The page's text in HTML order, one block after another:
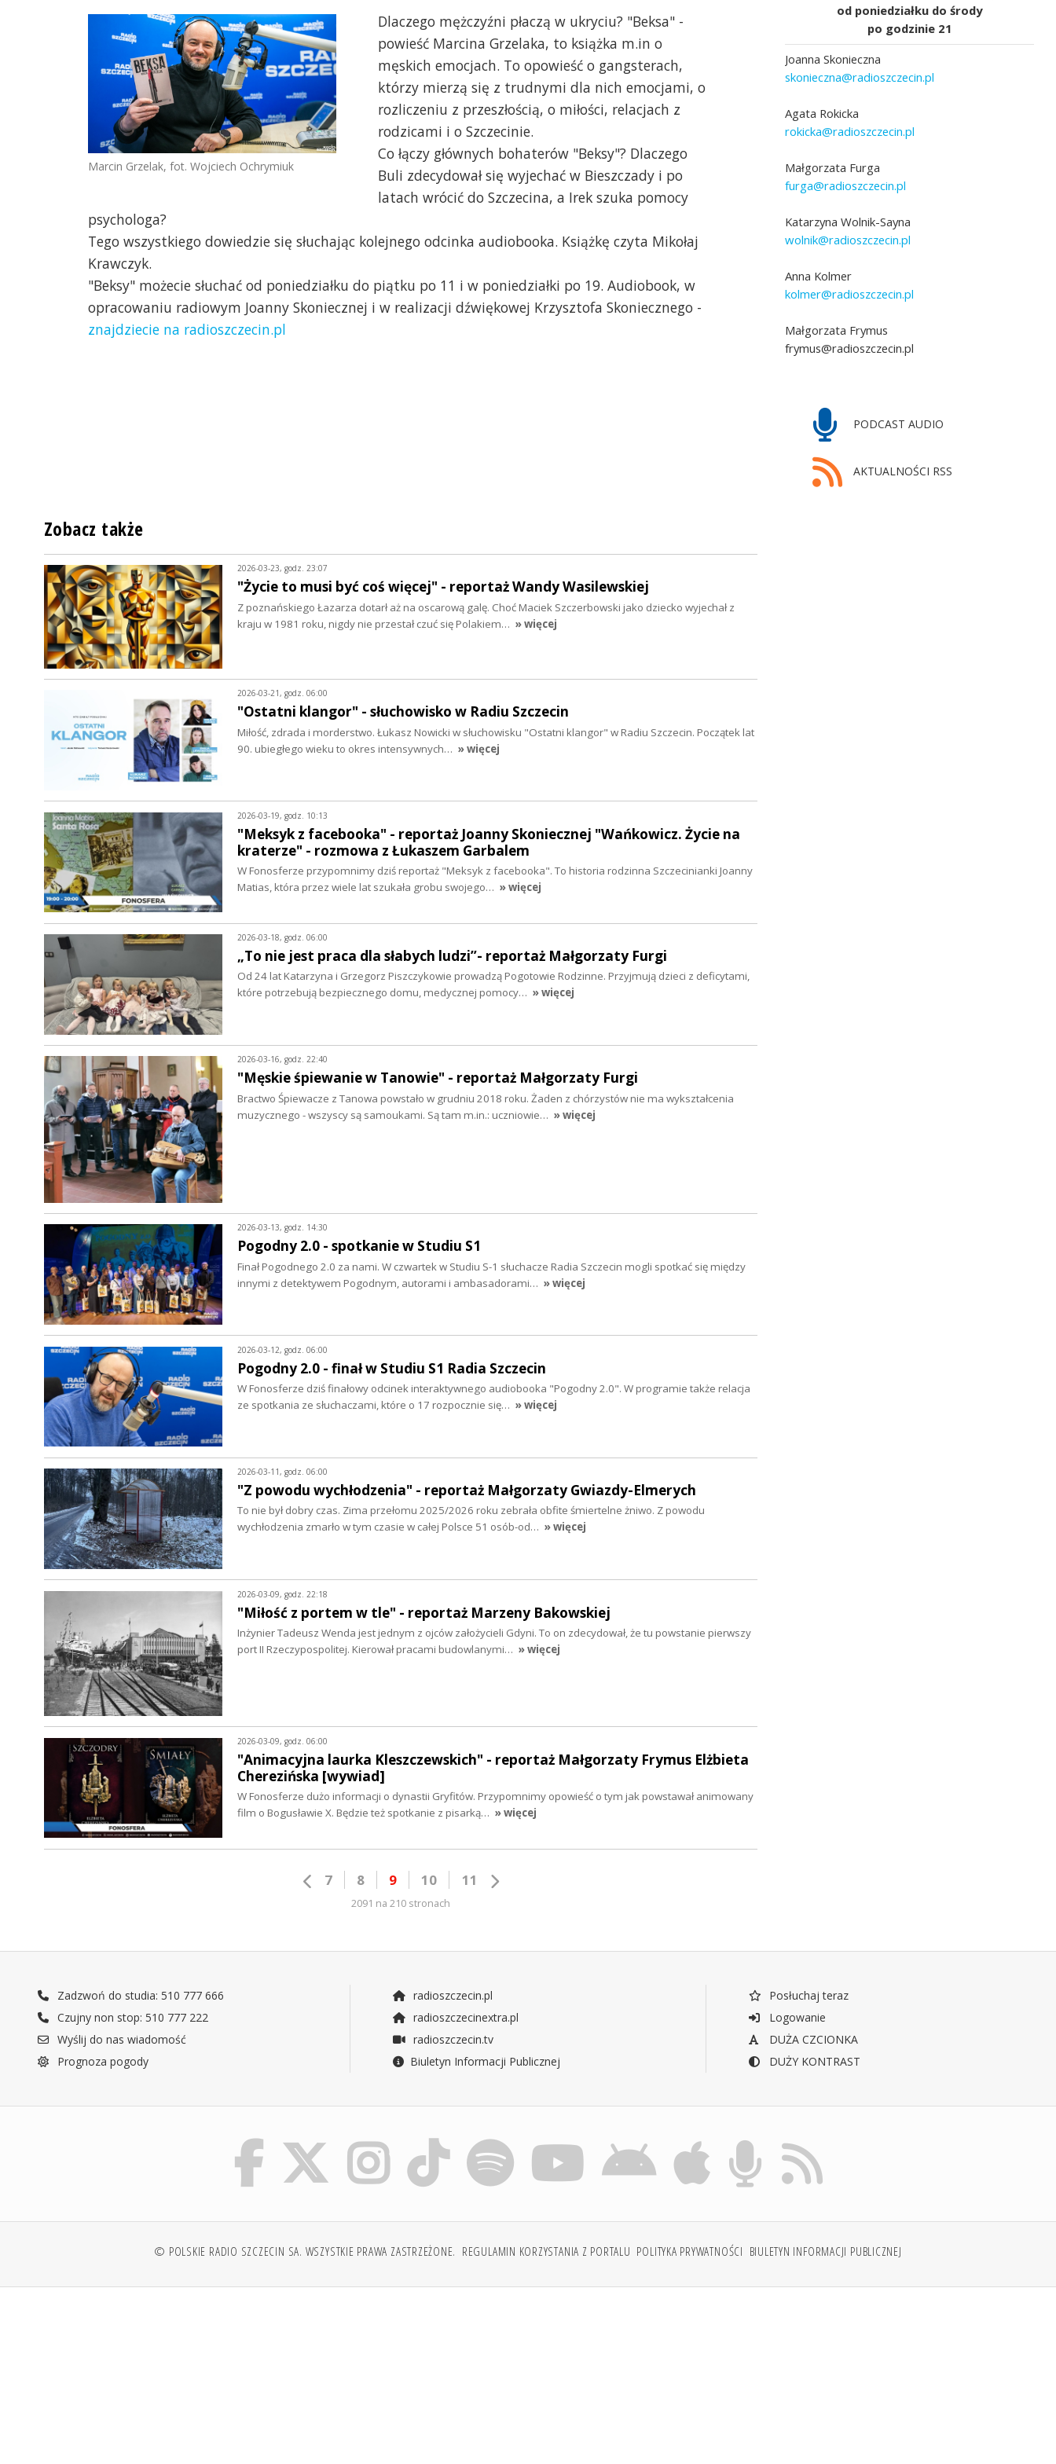
Marcin Grzelak, fot. Wojciech Ochrymiuk
Dlaczego mężczyźni płaczą w ukryciu? "Beksa" -
powieść Marcina Grzelaka, to książka m.in o
męskich emocjach. To opowieść o gangsterach,
którzy mierzą się z trudnymi dla nich emocjami, o
rozliczeniu z przeszłością, o miłości, relacjach z
rodzicami i o Szczecinie.
Co łączy głównych bohaterów "Beksy"? Dlaczego
Buli zdecydował się wyjechać w Bieszczady i po
latach wrócić do Szczecina, a Irek szuka pomocy
psychologa?
Tego wszystkiego dowiedzie się słuchając kolejnego odcinka audiobooka. Książkę czyta Mikołaj
Krawczyk.
"Beksy" możecie słuchać od poniedziałku do piątku po 11 i w poniedziałki po 19. Audiobook, w
opracowaniu radiowym Joanny Skoniecznej i w realizacji dźwiękowej Krzysztofa Skoniecznego -
znajdziecie na radioszczecin.pl
od poniedziałku do środy
po godzinie 21
Joanna Skonieczna
skonieczna@radioszczecin.pl
Agata Rokicka
rokicka@radioszczecin.pl
Małgorzata Furga
furga@radioszczecin.pl
Katarzyna Wolnik-Sayna
wolnik@radioszczecin.pl
Anna Kolmer
kolmer@radioszczecin.pl
Małgorzata Frymus
frymus@radioszczecin.pl
PODCAST AUDIO
AKTUALNOŚCI RSS
Zobacz także
2026-03-23, godz. 23:07
"Życie to musi być coś więcej" - reportaż Wandy Wasilewskiej
Z poznańskiego Łazarza dotarł aż na oscarową galę. Choć Maciek Szczerbowski jako dziecko wyjechał z
kraju w 1981 roku, nigdy nie przestał czuć się Polakiem… » więcej
2026-03-21, godz. 06:00
"Ostatni klangor" - słuchowisko w Radiu Szczecin
Miłość, zdrada i morderstwo. Łukasz Nowicki w słuchowisku "Ostatni klangor" w Radiu Szczecin. Początek lat
90. ubiegłego wieku to okres intensywnych… » więcej
2026-03-19, godz. 10:13
"Meksyk z facebooka" - reportaż Joanny Skoniecznej "Wańkowicz. Życie na
kraterze" - rozmowa z Łukaszem Garbalem
W Fonosferze przypomnimy dziś reportaż "Meksyk z facebooka". To historia rodzinna Szczecinianki Joanny
Matias, która przez wiele lat szukała grobu swojego… » więcej
2026-03-18, godz. 06:00
„To nie jest praca dla słabych ludzi”- reportaż Małgorzaty Furgi
Od 24 lat Katarzyna i Grzegorz Piszczykowie prowadzą Pogotowie Rodzinne. Przyjmują dzieci z deficytami,
które potrzebują bezpiecznego domu, medycznej pomocy… » więcej
2026-03-16, godz. 22:40
"Męskie śpiewanie w Tanowie" - reportaż Małgorzaty Furgi
Bractwo Śpiewacze z Tanowa powstało w grudniu 2018 roku. Żaden z chórzystów nie ma wykształcenia
muzycznego - wszyscy są samoukami. Są tam m.in.: uczniowie… » więcej
2026-03-13, godz. 14:30
Pogodny 2.0 - spotkanie w Studiu S1
Finał Pogodnego 2.0 za nami. W czwartek w Studiu S-1 słuchacze Radia Szczecin mogli spotkać się między
innymi z detektywem Pogodnym, autorami i ambasadorami… » więcej
2026-03-12, godz. 06:00
Pogodny 2.0 - finał w Studiu S1 Radia Szczecin
W Fonosferze dziś finałowy odcinek interaktywnego audiobooka "Pogodny 2.0". W programie także relacja
ze spotkania ze słuchaczami, które o 17 rozpocznie się… » więcej
2026-03-11, godz. 06:00
"Z powodu wychłodzenia" - reportaż Małgorzaty Gwiazdy-Elmerych
To nie był dobry czas. Zima przełomu 2025/2026 roku zebrała obfite śmiertelne żniwo. Z powodu
wychłodzenia zmarło w tym czasie w całej Polsce 51 osób-od… » więcej
2026-03-09, godz. 22:18
"Miłość z portem w tle" - reportaż Marzeny Bakowskiej
Inżynier Tadeusz Wenda jest jednym z ojców założycieli Gdyni. To on zdecydował, że tu powstanie pierwszy
port II Rzeczypospolitej. Kierował pracami budowlanymi… » więcej
2026-03-09, godz. 06:00
"Animacyjna laurka Kleszczewskich" - reportaż Małgorzaty Frymus Elżbieta
Cherezińska [wywiad]
W Fonosferze dużo informacji o dynastii Gryfitów. Przypomnimy opowieść o tym jak powstawał animowany
film o Bogusławie X. Będzie też spotkanie z pisarką… » więcej
7 8 9 10 11
2091 na 210 stronach
Zadzwoń do studia: 510 777 666
Czujny non stop: 510 777 222
Wyślij do nas wiadomość
Prognoza pogody
radioszczecin.pl
radioszczecinextra.pl
radioszczecin.tv
Biuletyn Informacji Publicznej
Posłuchaj teraz
Logowanie
DUŻA CZCIONKA
DUŻY KONTRAST
© POLSKIE RADIO SZCZECIN SA. WSZYSTKIE PRAWA ZASTRZEŻONE. REGULAMIN KORZYSTANIA Z PORTALU POLITYKA PRYWATNOŚCI BIULETYN INFORMACJI PUBLICZNEJ